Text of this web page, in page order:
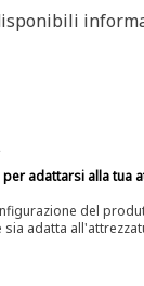
adattarsi alla tua
del
adatta